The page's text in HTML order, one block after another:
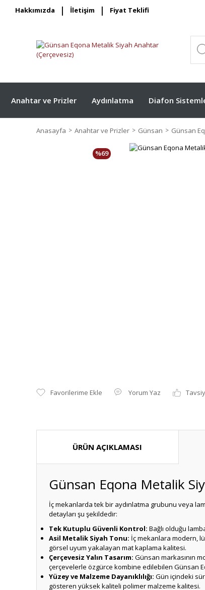
Hakkımızda İletişim Fiyat Teklifi
Anahtar ve Prizler Aydınlatma Diafon
Anasayfa Anahtar ve Prizler Günsan Günsan
%69
Yorum Yaz
ÜRÜN AÇIKLAMASI
Günsan Eqona Metalik
İç mekanlarda tek bir aydınlatma grubunu veya
detayları şu şekildedir:
Tek Kutuplu Güvenli Kontrol: Bağlı olduğu
Asil Metalik Siyah Tonu: İç mekanlara modern,
görsel uyum yakalayan mat kaplama kalitesi.
Çerçevesiz Yalın Tasarım: Günsan markasının
çerçevelerle özgürce kombine edilebilen Günsan
Yüzey ve Malzeme Dayanıklılığı: Gün içindeki
gösteren yüksek kaliteli polimer malzeme kalitesi.